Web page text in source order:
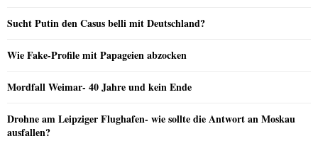
Sucht Putin den Casus belli mit Deutschland?
Wie Fake-Profile mit Papageien abzocken
Mordfall Weimar- 40 Jahre und kein Ende
Drohne am Leipziger Flughafen- wie sollte die Antwort an Moskau
ausfallen?